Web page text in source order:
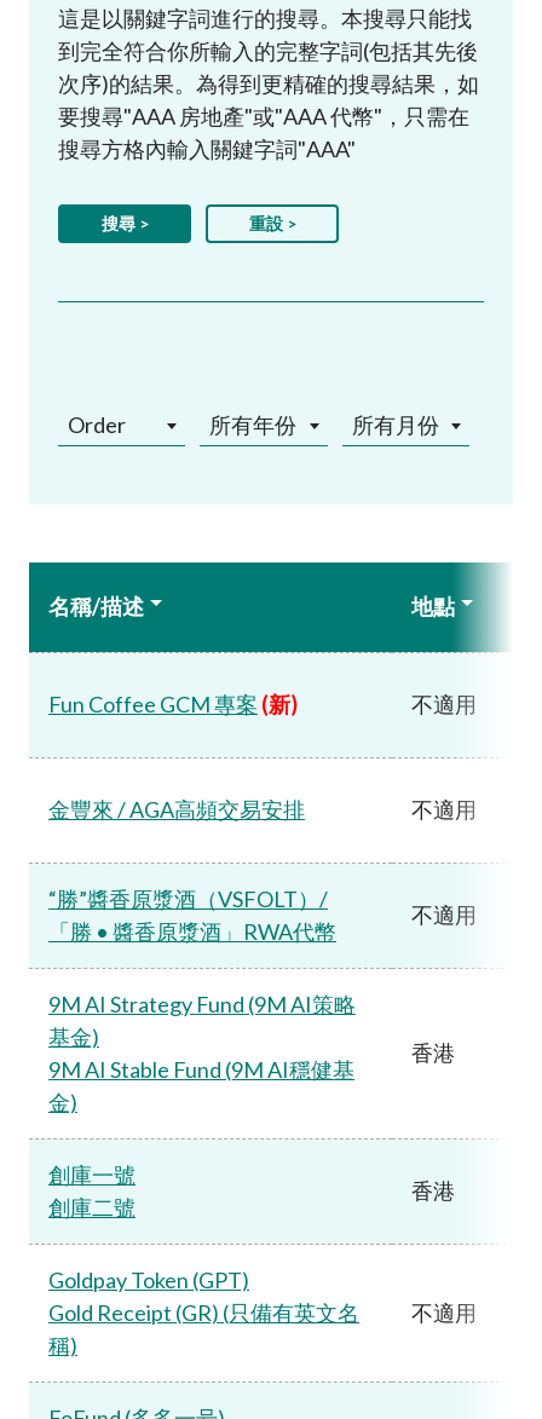
這是以關鍵字詞進行的搜尋。本搜尋只能找
到完全符合你所輸入的完整字詞(包括其先後
次序)的結果。為得到更精確的搜尋結果，如
要搜尋"AAA 房地產"或"AAA 代幣"，只需在
搜尋方格內輸入關鍵字詞"AAA"
Order 所有年份 所有月份
名稱/描述 地點
Fun Coffee GCM 專案 (新) 不適用
金豐來 / AGA高頻交易安排 不適用
“勝”醬香原漿酒（VSFOLT）/
「勝 • 醬香原漿酒」RWA代幣
不適用
9M AI Strategy Fund (9M AI策略
基金)
9M AI Stable Fund (9M AI穩健基
金)
香港
創庫一號
創庫二號
香港
Goldpay Token (GPT)
Gold Receipt (GR) (只備有英文名
稱)
不適用